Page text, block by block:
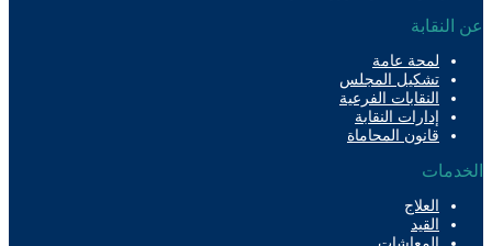
لمحة عامة
تشكيل المجلس
النقابات الفرعية
إدارات النقابة
قانون المحاماة
العلاج
القيد